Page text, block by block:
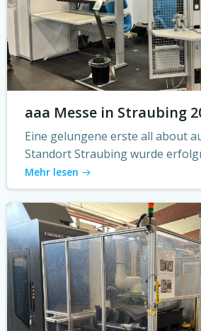
aaa Messe in Straubing
Eine gelungene erste all about
Standort Straubing wurde
Mehr lesen